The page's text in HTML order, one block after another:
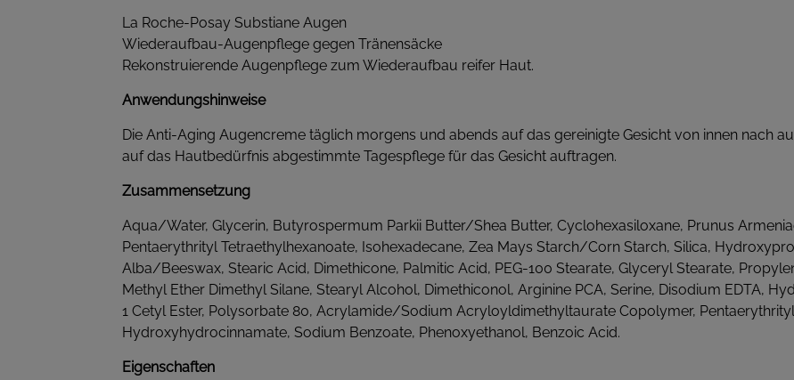
La Roche-Posay Substiane Augen
Wiederaufbau-Augenpflege gegen Tränensäcke
Rekonstruierende Augenpflege zum Wiederaufbau reifer Haut.
Anwendungshinweise
Die Anti-Aging Augencreme täglich morgens und abends auf das gereinigte Gesicht von innen nach
auf das Hautbedürfnis abgestimmte Tagespflege für das Gesicht auftragen.
Zusammensetzung
Aqua/Water, Glycerin, Butyrospermum Parkii Butter/Shea Butter, Cyclohexasiloxane, Prunus
Pentaerythrityl Tetraethylhexanoate, Isohexadecane, Zea Mays Starch/Corn Starch, Silica,
Alba/Beeswax, Stearic Acid, Dimethicone, Palmitic Acid, PEG-100 Stearate, Glyceryl Stearate,
Methyl Ether Dimethyl Silane, Stearyl Alcohol, Dimethiconol, Arginine PCA, Serine, Disodium EDTA,
1 Cetyl Ester, Polysorbate 80, Acrylamide/Sodium Acryloyldimethyltaurate Copolymer,
Hydroxyhydrocinnamate, Sodium Benzoate, Phenoxyethanol, Benzoic Acid.
Eigenschaften